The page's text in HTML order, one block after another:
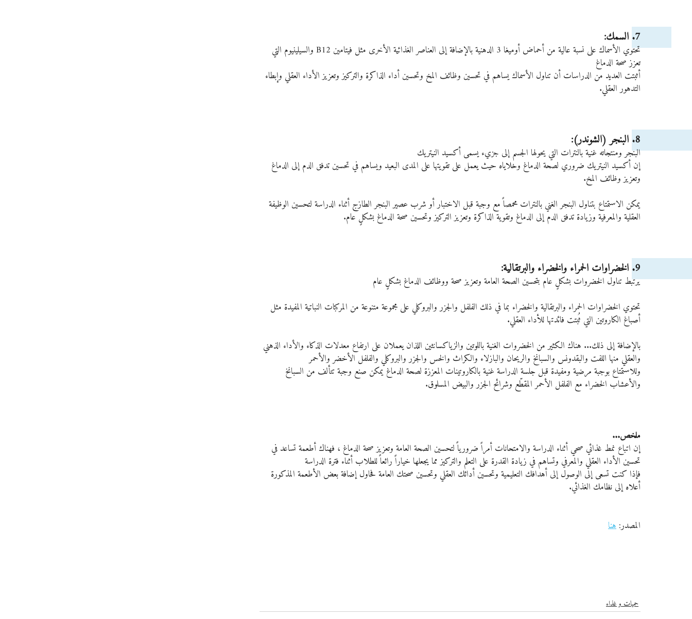
7. السمك:
تحتوي الأسماك على نسبة عالية من أحماض أوميغا 3 الدهنية بالإضافة إلى العناصر الغذائية الأخرى مثل فيتامين B12 والسيلينيوم التي
تعزز صحة الدماغ
أثبتت العديد من الدراسات أن تناول الأسماك يساهم في تحسين وظائف المخ وتحسين أداء الذاكرة والتركيز وتعزيز الأداء العقلي وإبطاء
التدهور العقلي.
8. البنجر (الشوندر):
البنجر ومنتجاته غنية بالنترات التي يحولها الجسم إلى جزيء يسمى أكسيد النيتريك
إن أكسيد النيتريك ضروري لصحة الدماغ وخلاياه حيث يعمل على تقويتها على المدى البعيد ويساهم في تحسين تدفق الدم إلى الدماغ
وتعزيز وظائف المخ.
يمكن الاستمتاع بتناول البنجر الغني بالنترات محمصاً مع وجبة قبل الاختبار أو شرب عصير البنجر الطازج أثناء الدراسة لتحسين الوظيفة
العقلية والمعرفية وزيادة تدفق الدم إلى الدماغ وتقوية الذاكرة وتعزيز التركيز وتحسين صحة الدماغ بشكلٍ عام.
9. الخضراوات الحمراء والخضراء والبرتقالية:
يرتبط تناول الخضروات بشكلٍ عام بتحسين الصحة العامة وتعزيز صحة ووظائف الدماغ بشكلٍ عام
تحتوي الخضراوات الحمراء والبرتقالية والخضراء بما في ذلك الفلفل والجزر والبروكلي على مجموعة متنوعة من المركبات النباتية المفيدة مثل
أصباغ الكاروتين التي ثُبتت فائدتها للأداء العقلي.
بالإضافة إلى ذلك... هناك الكثير من الخضروات الغنية باللوتين والزياكسانثين اللذان يعملان على ارتفاع معدلات الذكاء والأداء الذهني
والعقلي منها اللفت والبقدونس والسبانخ والريحان والبازلاء والكراث والخس والجزر والبروكلي والفلفل الأخضر والأحمر
وللاستمتاع بوجبة مرضية ومفيدة قبل جلسة الدراسة غنية بالكاروتينات المعززة لصحة الدماغ يمكن صنع وجبة تتألف من السبانخ
والأعشاب الخضراء مع الفلفل الأحمر المقطّع وشرائح الجزر والبيض المسلوق.
ملخص...
إن اتباع نمط غذائي صحي أثناء الدراسة والامتحانات أمراً ضرورياً لتحسين الصحة العامة وتعزيز صحة الدماغ ، فهناك أطعمة تساعد في
تحسين الأداء العقلي والمعرفي وتساهم في زيادة القدرة على التعلم والتركيز مما يجعلها خياراً رائعاً للطلاب أثناء فترة الدراسة
فإذا كنت تسعى إلى الوصول إلى أهدافك التعليمية وتحسين أدائك العقلي وتحسين صحتك العامة فحاول إضافة بعض الأطعمة المذكورة
أعلاه إلى نظامك الغذائي.
المصدر: هنا
حميات و غذاء